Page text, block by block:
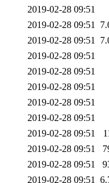
2019-02-28 09:51
2019-02-28 09:51
2019-02-28 09:51
2019-02-28 09:51
2019-02-28 09:51
2019-02-28 09:51
2019-02-28 09:51
2019-02-28 09:51
2019-02-28 09:51
2019-02-28 09:51
2019-02-28 09:51
2019-02-28 09:51